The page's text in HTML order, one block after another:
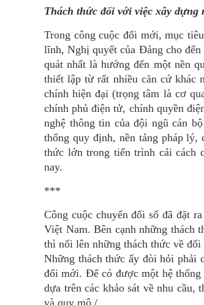
Thách thức đối với việc xây
Trong công cuộc đổi mới, mục
lĩnh, Nghị quyết của Đảng cho
quát nhất là hướng đến một nền
thiết lập từ rất nhiều căn cứ khác
chính hiện đại (trọng tâm là cơ
chính phủ điện tử, chính quyền
nghệ thông tin của đội ngũ cán
thống quy định, nền tảng pháp lý,
thức lớn trong tiến trình cải cách
nay.
***
Công cuộc chuyển đổi số đã đặt
Việt Nam. Bên cạnh những thách
thì nổi lên những thách thức về
Những thách thức ấy đòi hỏi phải
đổi mới. Để có được một hệ thống
dựa trên các khảo sát về nhu cầu,
và quy mô./.